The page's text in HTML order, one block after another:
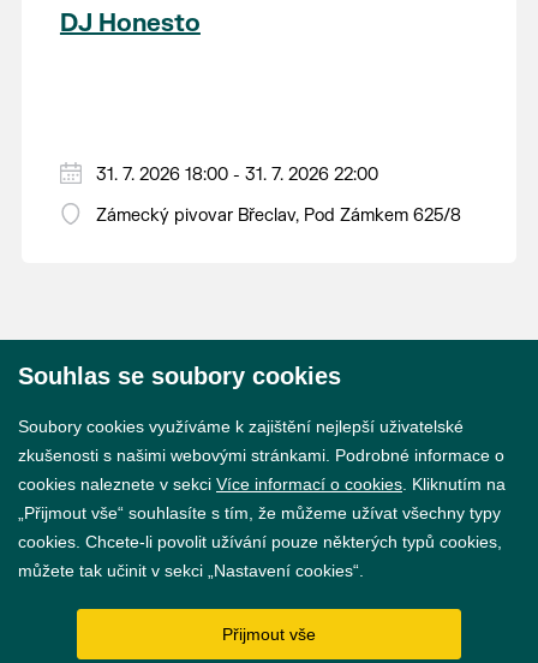
DJ Honesto
31. 7. 2026 18:00 - 31. 7. 2026 22:00
Zámecký pivovar Břeclav, Pod Zámkem 625/8
GDPR
Nastavení cookies
Souhlas se soubory cookies
Soubory cookies využíváme k zajištění nejlepší uživatelské
zkušenosti s našimi webovými stránkami. Podrobné informace o
cookies naleznete v sekci Více informací o cookies . Kliknutím na
„Přijmout vše“ souhlasíte s tím, že můžeme užívat všechny typy
cookies. Chcete-li povolit užívání pouze některých typů cookies,
můžete tak učinit v sekci „Nastavení cookies“.
Přijmout vše